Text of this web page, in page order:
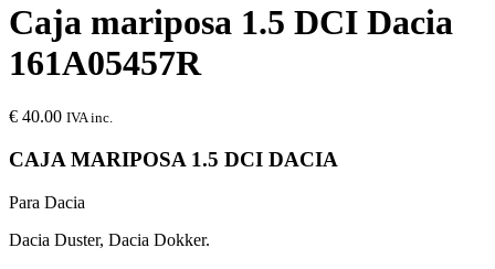
Caja mariposa 1.5 DCI Dacia
161A05457R
€ 40.00 IVA inc.
CAJA MARIPOSA 1.5 DCI DACIA
Para Dacia
Dacia Duster, Dacia Dokker.